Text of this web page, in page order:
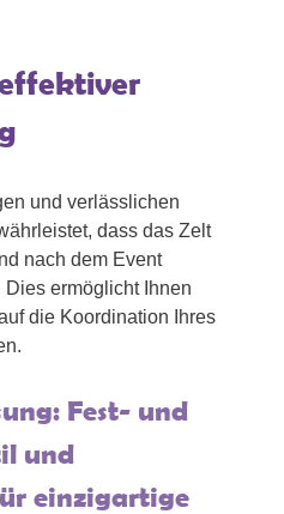
und verlässlichen
dass das Zelt
nach dem Event
ermöglicht Ihnen
die Koordination Ihres
Fest- und
und
einzigartige